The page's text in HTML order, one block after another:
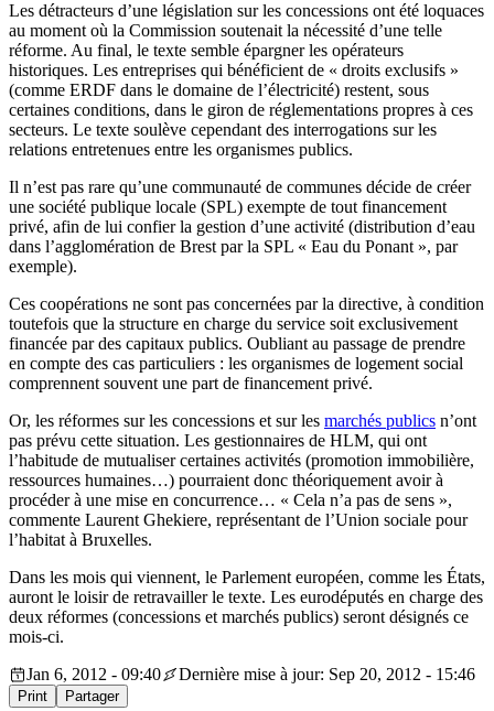
Les détracteurs d’une législation sur les concessions ont été loquaces
au moment où la Commission soutenait la nécessité d’une telle
réforme. Au final, le texte semble épargner les opérateurs
historiques. Les entreprises qui bénéficient de « droits exclusifs »
(comme ERDF dans le domaine de l’électricité) restent, sous
certaines conditions, dans le giron de réglementations propres à ces
secteurs. Le texte soulève cependant des interrogations sur les
relations entretenues entre les organismes publics.
Il n’est pas rare qu’une communauté de communes décide de créer
une société publique locale (SPL) exempte de tout financement
privé, afin de lui confier la gestion d’une activité (distribution d’eau
dans l’agglomération de Brest par la SPL « Eau du Ponant », par
exemple).
Ces coopérations ne sont pas concernées par la directive, à condition
toutefois que la structure en charge du service soit exclusivement
financée par des capitaux publics. Oubliant au passage de prendre
en compte des cas particuliers : les organismes de logement social
comprennent souvent une part de financement privé.
Or, les réformes sur les concessions et sur les marchés publics n’ont
pas prévu cette situation. Les gestionnaires de HLM, qui ont
l’habitude de mutualiser certaines activités (promotion immobilière,
ressources humaines…) pourraient donc théoriquement avoir à
procéder à une mise en concurrence… « Cela n’a pas de sens »,
commente Laurent Ghekiere, représentant de l’Union sociale pour
l’habitat à Bruxelles.
Dans les mois qui viennent, le Parlement européen, comme les États,
auront le loisir de retravailler le texte. Les eurodéputés en charge des
deux réformes (concessions et marchés publics) seront désignés ce
mois-ci.
Jan 6, 2012 - 09:40
Dernière mise à jour: Sep 20, 2012 - 15:46
Print Partager